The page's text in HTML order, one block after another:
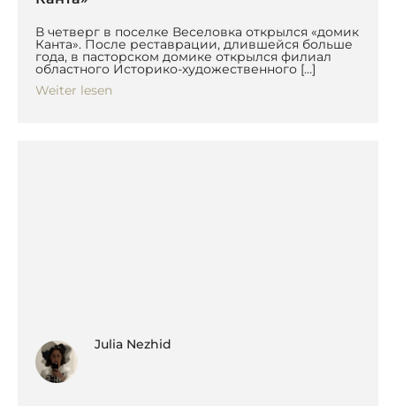
В четверг в поселке Веселовка открылся «домик
Канта». После реставрации, длившейся больше
года, в пасторском домике открылся филиал
областного Историко-художественного […]
Weiter lesen
Julia Nezhid